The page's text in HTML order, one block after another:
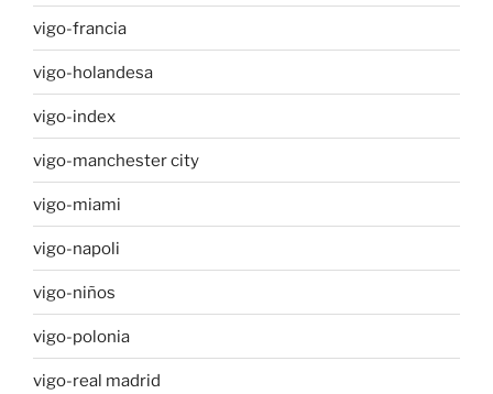
vigo-francia
vigo-holandesa
vigo-index
vigo-manchester city
vigo-miami
vigo-napoli
vigo-niños
vigo-polonia
vigo-real madrid